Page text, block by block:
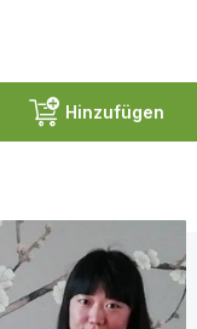
Hinzufügen